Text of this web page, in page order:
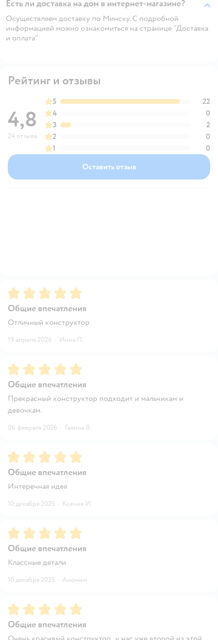
Есть ли доставка на дом в интернет-магазине?
Осуществляем доставку по Минску. С подробной
информацией можно ознакомиться на странице "Доставка
и оплата"
Рейтинг и отзывы
4,8
24 отзыва
5
22
4
0
3
2
2
0
1
0
Оставить отзыв
Рейтинг:5
Общие впечатления
Отличный конструктор
19 апреля 2026 · Инна П.
Рейтинг:5
Общие впечатления
Прекрасный конструктор подходит и мальчикам и
девочкам.
06 февраля 2026 · Галина В.
Рейтинг:5
Общие впечатления
Интеречная идея
10 декабря 2025 · Ксения И.
Рейтинг:5
Общие впечатления
Классные детали
10 декабря 2025 · Аноним
Рейтинг:5
Общие впечатления